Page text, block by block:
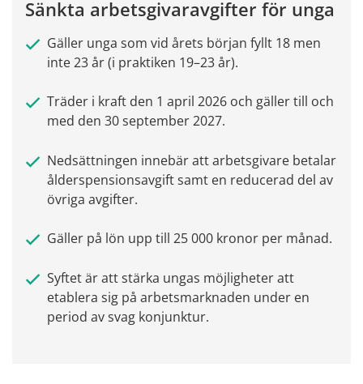
Sänkta arbetsgivaravgifter för unga
Gäller unga som vid årets början fyllt 18 men
inte 23 år (i praktiken 19–23 år).
Träder i kraft den 1 april 2026 och gäller till och
med den 30 september 2027.
Nedsättningen innebär att arbetsgivare betalar
ålderspensionsavgift samt en reducerad del av
övriga avgifter.
Gäller på lön upp till 25 000 kronor per månad.
Syftet är att stärka ungas möjligheter att
etablera sig på arbetsmarknaden under en
period av svag konjunktur.